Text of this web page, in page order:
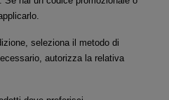
seleziona il metodo di
autorizza la relativa